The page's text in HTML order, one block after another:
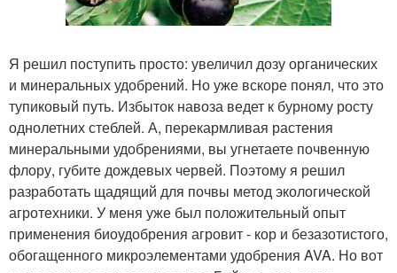
Я решил поступить просто: увеличил дозу органических
и минеральных удобрений. Но уже вскоре понял, что это
тупиковый путь. Избыток навоза ведет к бурному росту
однолетних стеблей. А, перекармливая растения
минеральными удобрениями, вы угнетаете почвенную
флору, губите дождевых червей. Поэтому я решил
разработать щадящий для почвы метод экологической
агротехники. У меня уже был положительный опыт
применения биоудобрения агровит - кор и безазотистого,
обогащенного микроэлементами удобрения AVA. Но вот